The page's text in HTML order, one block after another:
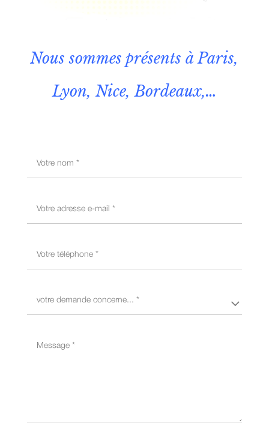
Nous sommes présents à Paris,
Lyon, Nice, Bordeaux,…